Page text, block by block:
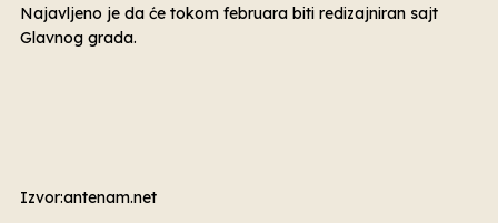
Najavljeno je da će tokom februara biti redizajniran sajt
Glavnog grada.
Izvor:antenam.net